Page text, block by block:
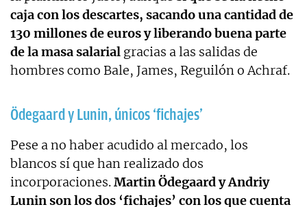
caja con los descartes, sacando una cantidad de
130 millones de euros y liberando buena parte
de la masa salarial gracias a las salidas de
hombres como Bale, James, Reguilón o Achraf.
Ödegaard y Lunin, únicos ‘fichajes’
Pese a no haber acudido al mercado, los
blancos sí que han realizado dos
incorporaciones.Martin Ödegaard y Andriy
Lunin son los dos ‘fichajes’ con los que cuenta